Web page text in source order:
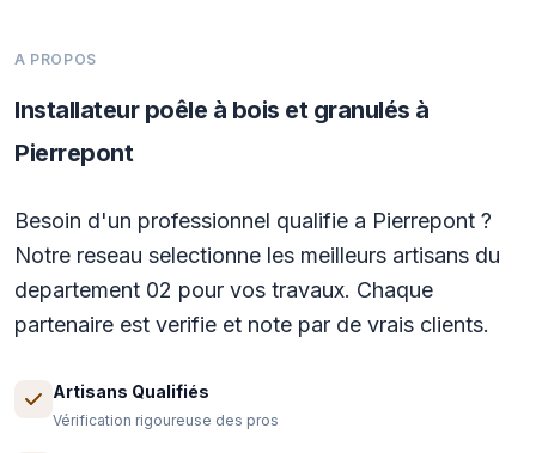
A PROPOS
Installateur poêle à bois et granulés à
Pierrepont
Besoin d'un professionnel qualifie a Pierrepont ?
Notre reseau selectionne les meilleurs artisans du
departement 02 pour vos travaux. Chaque
partenaire est verifie et note par de vrais clients.
Artisans Qualifiés
Vérification rigoureuse des pros